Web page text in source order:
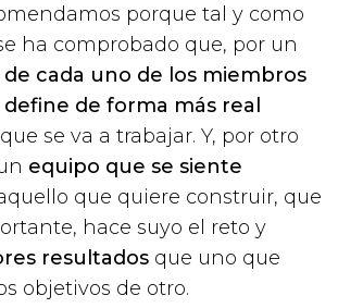
porque tal y como
ha comprobado que, por un
de cada uno de los miembros
de forma más real
se va a trabajar. Y, por otro
equipo que se siente
que quiere construir, que
hace suyo el reto y
resultados que uno que
objetivos de otro.